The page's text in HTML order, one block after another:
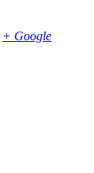
+ Google